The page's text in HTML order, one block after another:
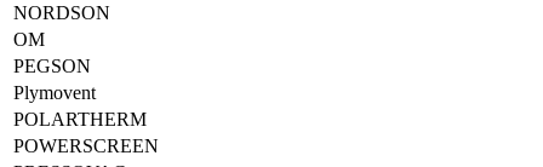
NORDSON
OM
PEGSON
Plymovent
POLARTHERM
POWERSCREEN